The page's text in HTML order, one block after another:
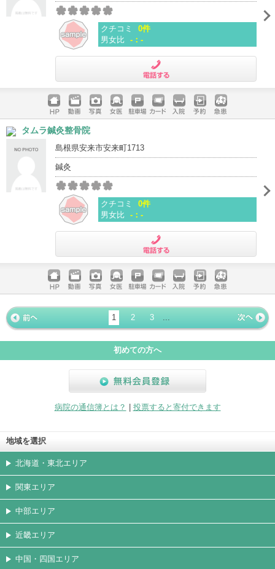
クチコミ
0件
男女比 -：-
ホームペ
ージ
動画 写真 女医 駐車場
クレジッ
入院 予約 急患
タムラ鍼灸整骨院
島根県安来市安来町1713
鍼灸
クチコミ
0件
男女比 -：-
ホームペ
ージ
動画 写真 女医 駐車場
クレジッ
トカード
入院 予約 急患
« 前ペー
ジ
1 2 3
次ページ
»
初めての方へ
病院の通信簿とは？
投票すると寄付できます
地域を選択
北海道・東北エリア
関東エリア
中部エリア
近畿エリア
中国・四国エリア